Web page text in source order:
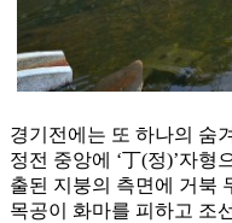
경기전에는 또 하나의 숨
정전 중앙에 ‘丁(정)’자형
출된 지붕의 측면에 거북
목공이 화마를 피하고 조